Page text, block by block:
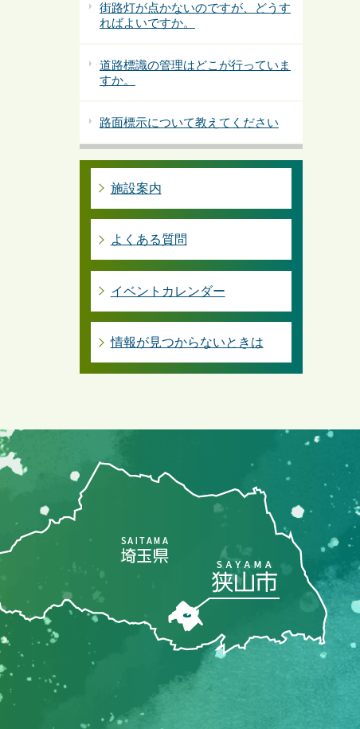
街路灯が点かないのですが、どうす
ればよいですか。
道路標識の管理はどこが行っていま
すか。
路面標示について教えてください
施設案内
よくある質問
イベントカレンダー
情報が見つからないときは